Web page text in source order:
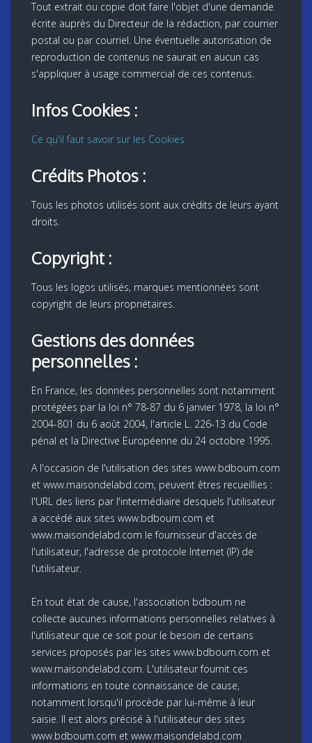
Tout extrait ou copie doit faire l'objet d'une demande
écrite auprès du Directeur de la rédaction, par courrier
postal ou par courriel. Une éventuelle autorisation de
reproduction de contenus ne saurait en aucun cas
s'appliquer à usage commercial de ces contenus.
Infos Cookies :
Ce qu'il faut savoir sur les Cookies
Crédits Photos :
Tous les photos utilisés sont aux crédits de leurs ayant
droits.
Copyright :
Tous les logos utilisés, marques mentionnées sont
copyright de leurs propriétaires.
Gestions des données
personnelles :
En France, les données personnelles sont notamment
protégées par la loi n° 78-87 du 6 janvier 1978, la loi n°
2004-801 du 6 août 2004, l'article L. 226-13 du Code
pénal et la Directive Européenne du 24 octobre 1995.
A l'occasion de l'utilisation des sites www.bdboum.com
et www.maisondelabd.com, peuvent êtres recueillies :
l'URL des liens par l'intermédiaire desquels l'utilisateur
a accédé aux sites www.bdboum.com et
www.maisondelabd.com le fournisseur d'accès de
l'utilisateur, l'adresse de protocole Internet (IP) de
l'utilisateur.
En tout état de cause, l'association bdboum ne
collecte aucunes informations personnelles relatives à
l'utilisateur que ce soit pour le besoin de certains
services proposés par les sites www.bdboum.com et
www.maisondelabd.com. L'utilisateur fournit ces
informations en toute connaissance de cause,
notamment lorsqu'il procède par lui-même à leur
saisie. Il est alors précisé à l'utilisateur des sites
www.bdboum.com et www.maisondelabd.com